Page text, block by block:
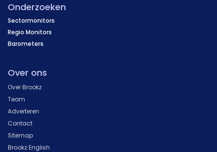
Onderzoeken
Sectormonitors
Regio Monitors
Barometers
Over ons
Over Brookz
Team
Adverteren
Contact
Sitemap
Brookz English